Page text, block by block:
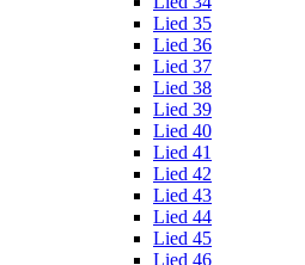
Lied 35
Lied 36
Lied 37
Lied 38
Lied 39
Lied 40
Lied 41
Lied 42
Lied 43
Lied 44
Lied 45
Lied 46